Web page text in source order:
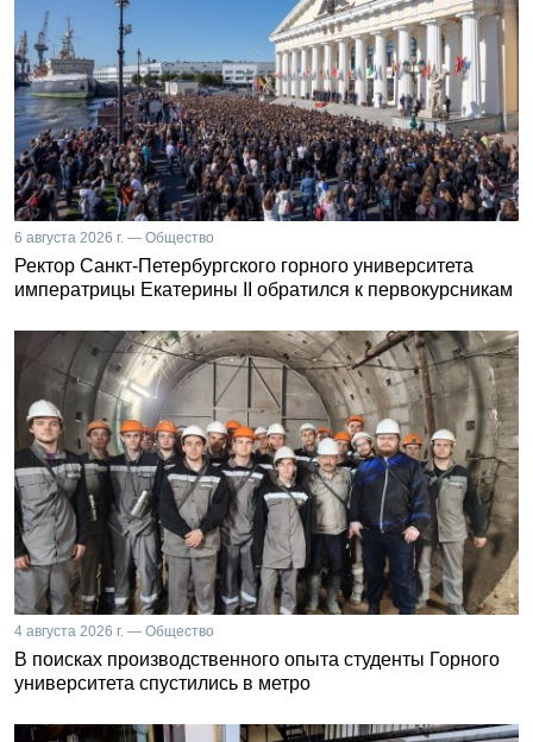
6 августа 2026 г. — Общество
Ректор Санкт-Петербургского горного университета
императрицы Екатерины II обратился к первокурсникам
4 августа 2026 г. — Общество
В поисках производственного опыта студенты Горного
университета спустились в метро